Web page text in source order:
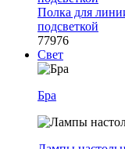
Полка для
подсветкой
77976
Свет
Бра